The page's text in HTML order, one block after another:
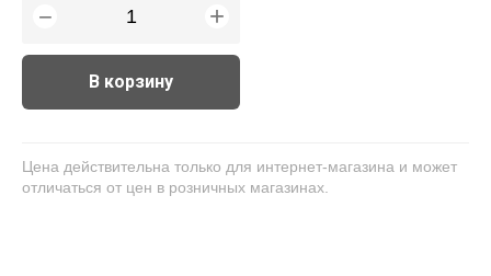
− +
В корзину
Цена действительна только для интернет-магазина и может
отличаться от цен в розничных магазинах.